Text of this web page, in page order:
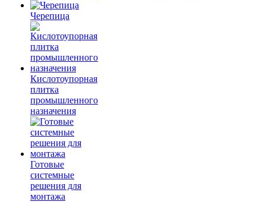
Черепица
Кислотоупорная
плитка
промышленного
назначения
Готовые
системные
решения для
монтажа